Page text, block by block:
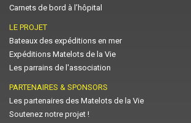
Carnets de bord à l’hôpital
LE PROJET
Bateaux des expéditions en mer
Expéditions Matelots de la Vie
Les parrains de l'association
PARTENAIRES & SPONSORS
Les partenaires des Matelots de la Vie
Soutenez notre projet !